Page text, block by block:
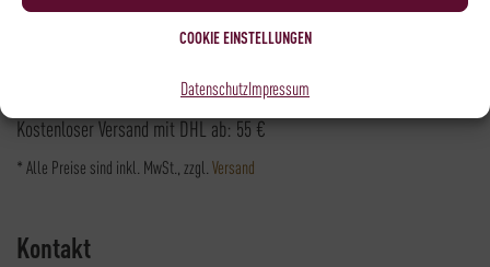
COOKIE EINSTELLUNGEN
DatenschutzImpressum
Versandkosten DHL: 6,5 €
Kostenloser Versand mit DHL ab: 55 €
* Alle Preise sind inkl. MwSt., zzgl. Versand
Kontakt